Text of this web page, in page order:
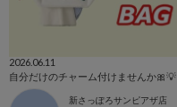
2026.06.11
自分だけのチャーム付けませんか🎀💡
新さっぽろサンピアザ店